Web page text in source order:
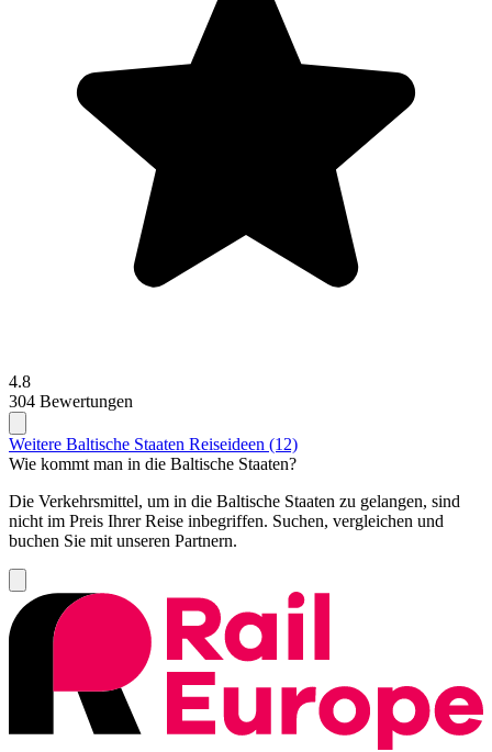
4.8
304 Bewertungen
Weitere Baltische Staaten Reiseideen (12)
Wie kommt man in die Baltische Staaten?
Die Verkehrsmittel, um in die Baltische Staaten zu gelangen, sind
nicht im Preis Ihrer Reise inbegriffen. Suchen, vergleichen und
buchen Sie mit unseren Partnern.